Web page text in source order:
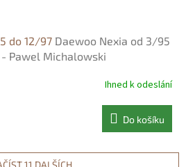
do 12/97 Daewoo Nexia od 3/95
- Pawel Michalowski
Ihned k odeslání
Do košíku
11 DALŠÍCH